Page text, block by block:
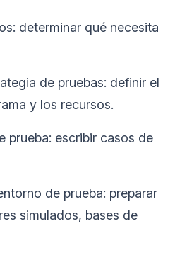
determinar qué necesita
de pruebas: definir el
y los recursos.
prueba: escribir casos de
de prueba: preparar
simulados, bases de